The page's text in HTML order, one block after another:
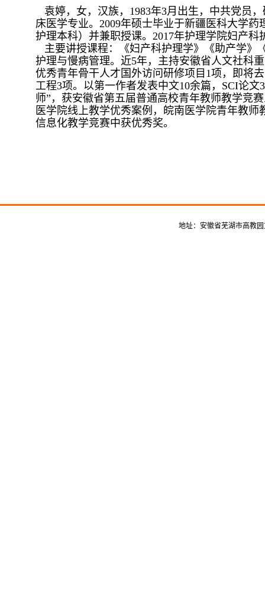
袁婷，女，汉族，1983年3月出生，中共党员
床医学专业。2009年硕士毕业于新疆医科大学药
护理本科）并兼职授课。2017年护理学院妇产科
主要讲授课程：《妇产科护理学》《助产学》
护理与慢病管理。近5年，主持安徽省人文社科
优秀青年骨干人才国外访问研修项目1项，即将
工程3项。以第一作者发表中文10余篇，SCI论
师”，获安徽省第五届普通高校青年教师教学竞
医学院线上教学优秀案例，皖南医学院青年教
信息化教学竞赛中获优秀奖。
地址：安徽省芜湖市高教